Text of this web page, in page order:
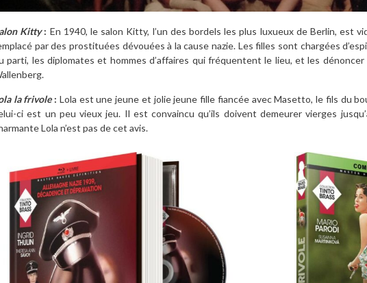
Kitty: En 1940, le salon Kitty, l’un des bordels les plus luxueux de Berlin, est
par des prostituées dévouées à la cause nazie. Les filles sont chargées
parti, les diplomates et hommes d’affaires qui fréquentent le lieu, et les dénoncer
la frivole: Lola est une jeune et jolie jeune fille fiancée avec Masetto, le fils du
ci est un peu vieux jeu. Il est convaincu qu’ils doivent demeurer vierges
Lola n’est pas de cet avis.